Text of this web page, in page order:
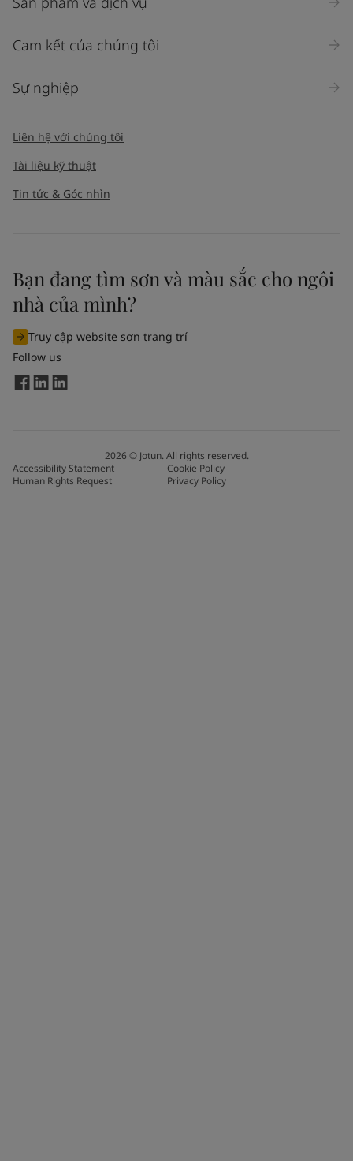
Cam kết của chúng tôi
Sự nghiệp
Liên hệ với chúng tôi
Tài liệu kỹ thuật
Tin tức & Góc nhìn
Bạn đang tìm sơn và màu sắc cho ngôi
nhà của mình?
Truy cập website sơn trang trí
Follow us
2026© Jotun. All rights reserved.
Accessibility Statement
Cookie Policy
Human Rights Request
Privacy Policy